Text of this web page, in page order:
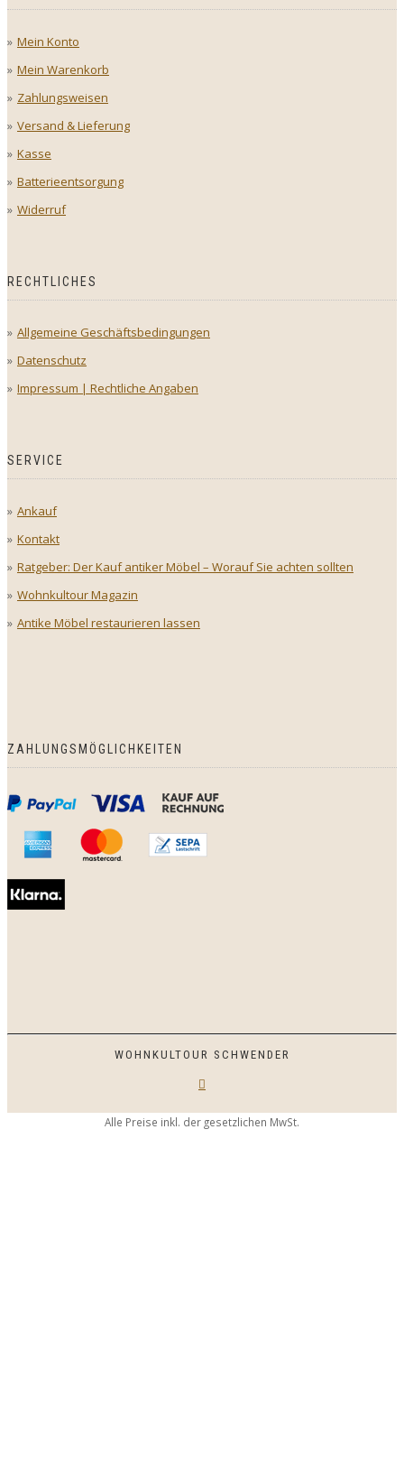
Mein Konto
Mein Warenkorb
Zahlungsweisen
Versand & Lieferung
Kasse
Batterieentsorgung
Widerruf
RECHTLICHES
Allgemeine Geschäftsbedingungen
Datenschutz
Impressum | Rechtliche Angaben
SERVICE
Ankauf
Kontakt
Ratgeber: Der Kauf antiker Möbel – Worauf Sie achten sollten
Wohnkultour Magazin
Antike Möbel restaurieren lassen
ZAHLUNGSMÖGLICHKEITEN
WOHNKULTOUR SCHWENDER
Alle Preise inkl. der gesetzlichen MwSt.